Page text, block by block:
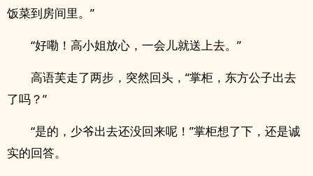
饭菜到房间里。”
“好嘞！高小姐放心，一会儿就送上去。”
高语芙走了两步，突然回头，“掌柜，东方公子出去
了吗？”
“是的，少爷出去还没回来呢！”掌柜想了下，还是诚
实的回答。